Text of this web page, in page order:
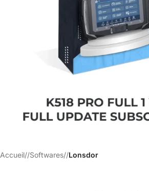
Accueil/ Softwares/ Lonsdor